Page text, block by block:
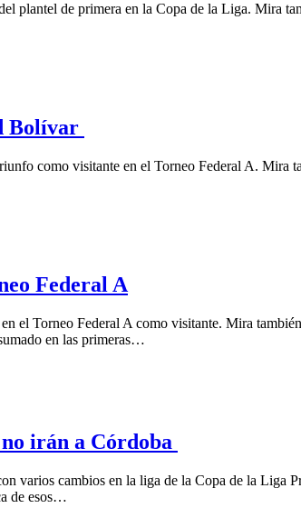
plantel de primera en la Copa de la Liga. Mira
Bolívar
como visitante en el Torneo Federal A.
Federal A
el Torneo Federal A como visitante. Mira
en las primeras…
irán a Córdoba
varios cambios en la liga de la Copa de la Liga
de esos…